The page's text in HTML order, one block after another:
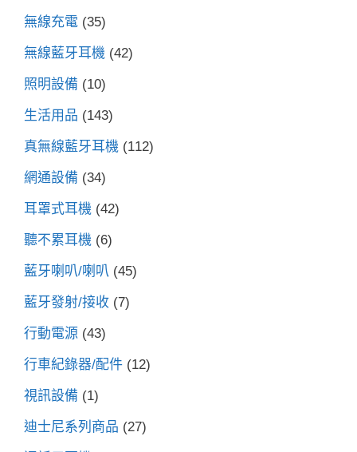
無線充電 (35)
無線藍牙耳機 (42)
照明設備 (10)
生活用品 (143)
真無線藍牙耳機 (112)
網通設備 (34)
耳罩式耳機 (42)
聽不累耳機 (6)
藍牙喇叭/喇叭 (45)
藍牙發射/接收 (7)
行動電源 (43)
行車紀錄器/配件 (12)
視訊設備 (1)
迪士尼系列商品 (27)